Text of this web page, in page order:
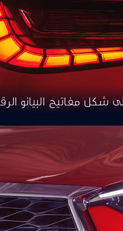
شكل مفاتيح البيانو